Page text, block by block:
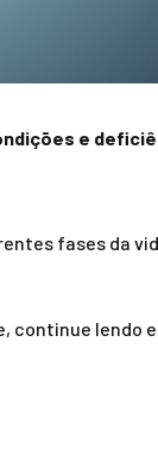
e
fases da
continue lendo